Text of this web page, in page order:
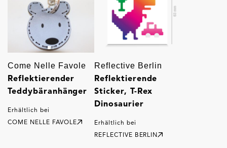
Come Nelle Favole
Reflektierender
Teddybäranhänger
Erhältlich bei
COME NELLE FAVOLE
Reflective Berlin
Reflektierende
Sticker, T-Rex
Dinosaurier
Erhältlich bei
REFLECTIVE BERLIN